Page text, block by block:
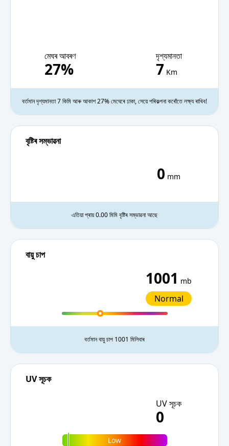
28.8°C
10 PM Smoky Haze 28.6°C 80%
11 PM বতৰ ফৰকাল 28.3°C 82%
মেঘৰ আবৰণ
27%
দৃশ্যমানতা
7 Km
বৰ্তমান দৃশ্যমানতা 7 কিমি আৰু আকাশ 27% মেঘেৰে ঢাকা, সেয়ে পৰিকল্পনা কৰোঁতে লক্ষ্য ৰাখিব!
বৃষ্টিৰ সম্ভাৱনা
0 mm
এতিয়া প্ৰায় 0.00 মিমি বৃষ্টিৰ সম্ভাৱনা আছে
বায়ু চাপ
1001 mb
Normal
বৰ্তমান বায়ু চাপ 1001 মিলিবাৰ
UV সূচক
UV সূচক
0
Low